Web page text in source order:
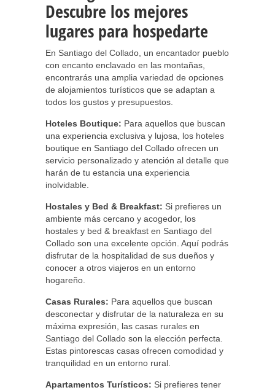
Descubre los mejores
lugares para hospedarte
En Santiago del Collado, un encantador pueblo
con encanto enclavado en las montañas,
encontrarás una amplia variedad de opciones
de alojamientos turísticos que se adaptan a
todos los gustos y presupuestos.
Hoteles Boutique: Para aquellos que buscan
una experiencia exclusiva y lujosa, los hoteles
boutique en Santiago del Collado ofrecen un
servicio personalizado y atención al detalle que
harán de tu estancia una experiencia
inolvidable.
Hostales y Bed & Breakfast: Si prefieres un
ambiente más cercano y acogedor, los
hostales y bed & breakfast en Santiago del
Collado son una excelente opción. Aquí podrás
disfrutar de la hospitalidad de sus dueños y
conocer a otros viajeros en un entorno
hogareño.
Casas Rurales: Para aquellos que buscan
desconectar y disfrutar de la naturaleza en su
máxima expresión, las casas rurales en
Santiago del Collado son la elección perfecta.
Estas pintorescas casas ofrecen comodidad y
tranquilidad en un entorno rural.
Apartamentos Turísticos: Si prefieres tener